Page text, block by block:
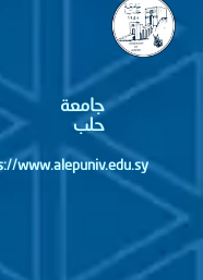
جامعة
https://www.alepuniv.edu.sy